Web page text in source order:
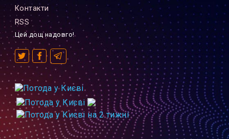
Контакти
RSS
Цей дощ надовго!